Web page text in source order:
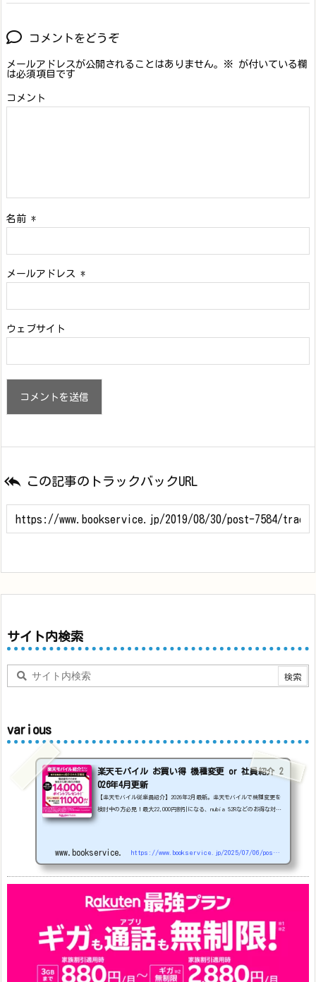
コメントをどうぞ
メールアドレスが公開されることはありません。 ※ が付いている欄
は必須項目です
コメント
名前 *
メールアドレス *
ウェブサイト
 この記事のトラックバックURL
サイト内検索
various
楽天モバイル お買い得 機種変更 or 社員紹介 2
026年4月更新
【楽天モバイル従業員紹介】2026年2月最新。楽天モバイルで機種変更を
検討中の方必見！最大22,000円割引になる、nubia S2Rなどのお得な対象
arrows We2 1円 arrows We2 Plus #1円
www.bookservice.jp https://www.bookservice.jp/2025/07/06/post-48181